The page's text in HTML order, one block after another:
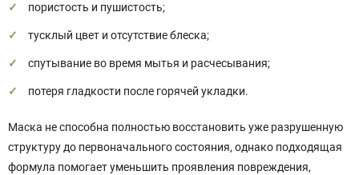
пористость и пушистость;
тусклый цвет и отсутствие блеска;
спутывание во время мытья и расчесывания;
потеря гладкости после горячей укладки.
Маска не способна полностью восстановить уже разрушенную
структуру до первоначального состояния, однако подходящая
формула помогает уменьшить проявления повреждения,